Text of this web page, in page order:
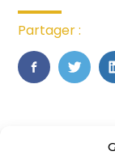
Partager :
FaceBook